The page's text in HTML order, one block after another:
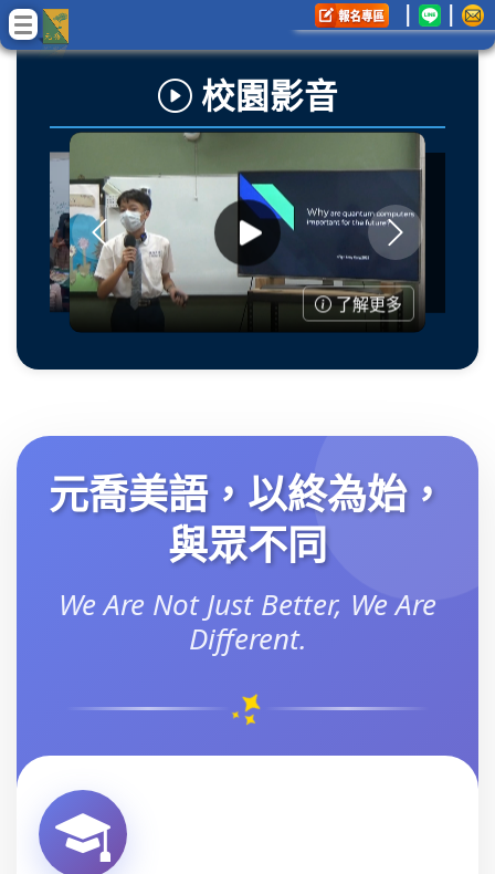
| |
校園影音
了解更多
了解更多
了解更多
了解更多
元喬美語，以終為始，
與眾不同
We Are Not Just Better, We Are
Different.